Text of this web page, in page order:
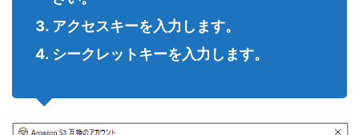
アクセスキーを入力します。
シークレットキーを入力します。